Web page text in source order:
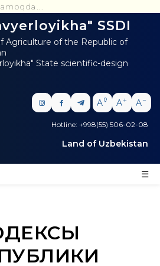
SSDI
Agriculture of the Republic of
State scientific-design
A A A
Hotline: +998(55) 506-02-08
Land of Uzbekistan
☰